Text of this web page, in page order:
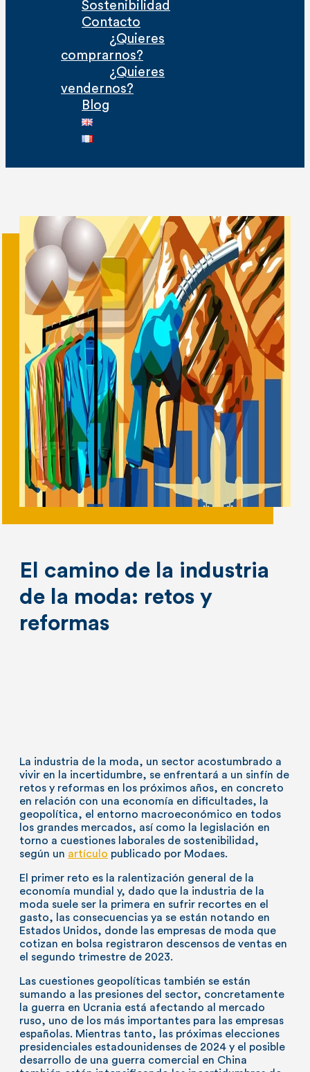
Sostenibilidad
Contacto
¿Quieres
comprarnos?
¿Quieres
vendernos?
Blog
El camino de la industria
de la moda: retos y
reformas
La industria de la moda, un sector acostumbrado a
vivir en la incertidumbre, se enfrentará a un sinfín de
retos y reformas en los próximos años, en concreto
en relación con una economía en dificultades, la
geopolítica, el entorno macroeconómico en todos
los grandes mercados, así como la legislación en
torno a cuestiones laborales de sostenibilidad,
según un artículo publicado por Modaes.
El primer reto es la ralentización general de la
economía mundial y, dado que la industria de la
moda suele ser la primera en sufrir recortes en el
gasto, las consecuencias ya se están notando en
Estados Unidos, donde las empresas de moda que
cotizan en bolsa registraron descensos de ventas en
el segundo trimestre de 2023.
Las cuestiones geopolíticas también se están
sumando a las presiones del sector, concretamente
la guerra en Ucrania está afectando al mercado
ruso, uno de los más importantes para las empresas
españolas. Mientras tanto, las próximas elecciones
presidenciales estadounidenses de 2024 y el posible
desarrollo de una guerra comercial en China